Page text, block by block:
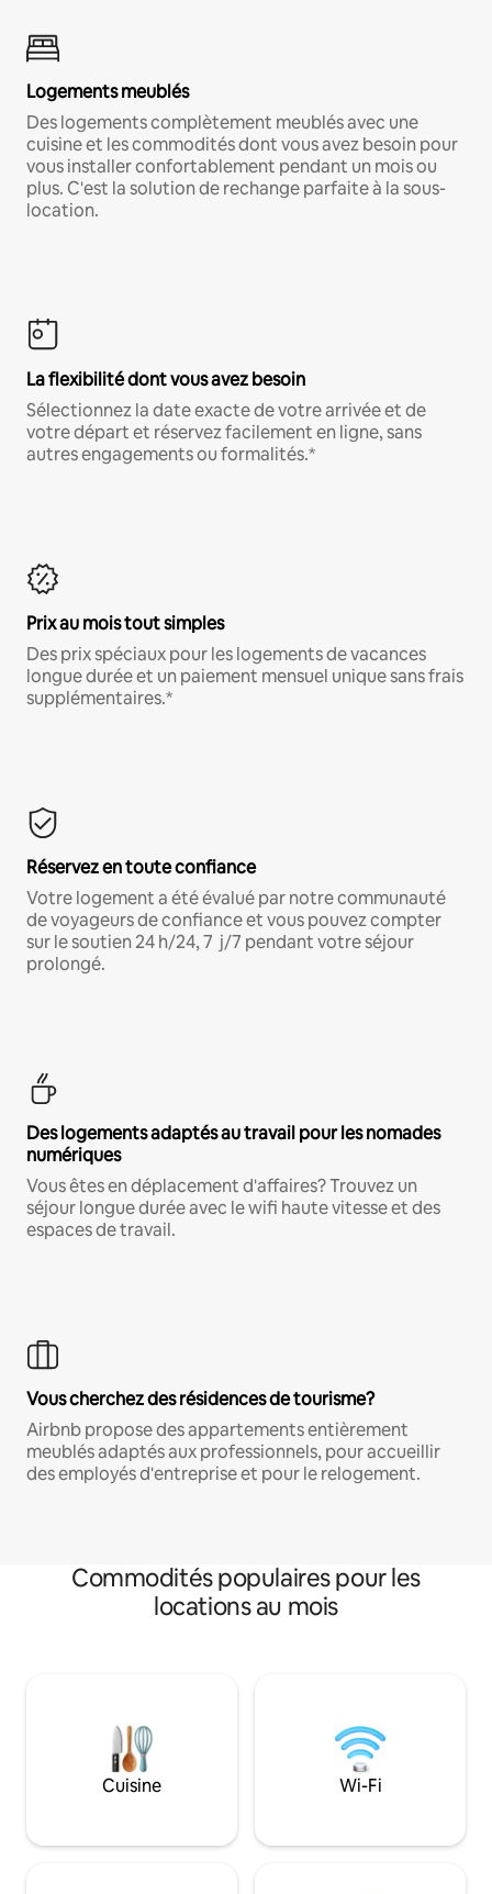
Logements meublés
Des logements complètement meublés avec une
cuisine et les commodités dont vous avez besoin pour
vous installer confortablement pendant un mois ou
plus. C'est la solution de rechange parfaite à la sous-
location.
La flexibilité dont vous avez besoin
Sélectionnez la date exacte de votre arrivée et de
votre départ et réservez facilement en ligne, sans
autres engagements ou formalités.*
Prix au mois tout simples
Des prix spéciaux pour les logements de vacances
longue durée et un paiement mensuel unique sans frais
supplémentaires.*
Réservez en toute confiance
Votre logement a été évalué par notre communauté
de voyageurs de confiance et vous pouvez compter
sur le soutien 24 h/24, 7 j/7 pendant votre séjour
prolongé.
Des logements adaptés au travail pour les nomades
numériques
Vous êtes en déplacement d'affaires? Trouvez un
séjour longue durée avec le wifi haute vitesse et des
espaces de travail.
Vous cherchez des résidences de tourisme?
Airbnb propose des appartements entièrement
meublés adaptés aux professionnels, pour accueillir
des employés d'entreprise et pour le relogement.
Commodités populaires pour les
locations au mois
Cuisine Wi-Fi